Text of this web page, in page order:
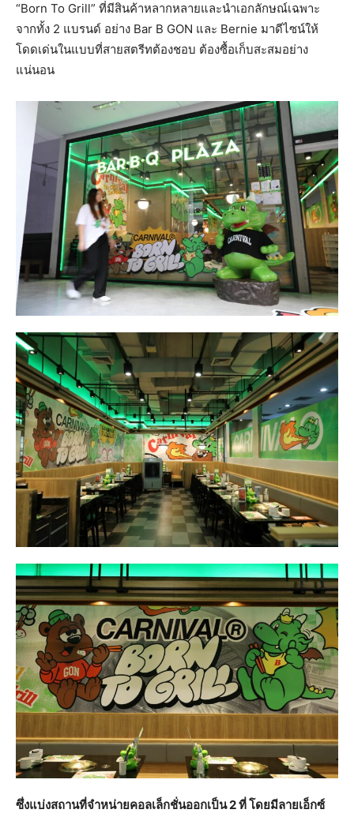
“Born To Grill” ที่มีสินค้าหลากหลายและนำเอกลักษณ์เฉพาะ
จากทั้ง 2 แบรนด์ อย่าง Bar B GON และ Bernie มาดีไซน์ให้
โดดเด่นในแบบที่สายสตรีทต้องชอบ ต้องซื้อเก็บสะสมอย่าง
แน่นอน
ซึ่งแบ่งสถานที่จำหน่ายคอลเล็กชั่นออกเป็น 2 ที่ โดยมีลายเอ็กซ์